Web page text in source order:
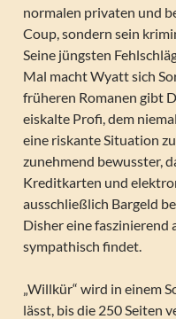
normalen privaten und
Coup, sondern sein
Seine jüngsten
Mal macht Wyatt sich
früheren Romanen gibt
eiskalte Profi, dem
eine riskante Situation
zunehmend bewusster,
Kreditkarten und
ausschließlich Bargeld
Disher eine faszinierend
sympathisch findet.
„Willkür“ wird in einem
lässt, bis die 250 Seiten